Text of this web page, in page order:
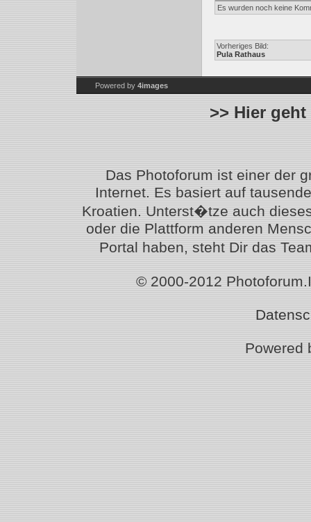
Es wurden noch keine
Vorheriges Bild:
Pula Rathaus
Powered by 4images
>> Hier
Das Photoforum ist einer der
Internet. Es basiert auf
Kroatien. Unterst�tze auch
oder die Plattform anderen
Portal haben, steht Dir das
© 2000-2012
Powered